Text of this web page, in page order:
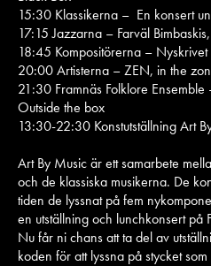
15:30 Klassikerna – En konsert
17:15 Jazzarna – Farväl
18:45 Kompositörerna –
20:00 Artisterna – ZEN, in the
21:30 Framnäs Folklore Ensemble
Outside the box
13:30-22:30 Konstutställning Art
Art By Music är ett samarbete
och de klassiska musikerna. De
tiden de lyssnat på fem
en utställning och lunchkonsert på
Nu får ni chans att ta del av
koden för att lyssna på stycket